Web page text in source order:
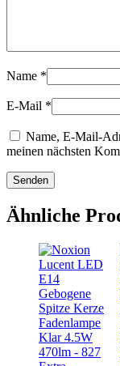
Name *
E-Mail *
Name, E-Mail-
meinen nächsten
Ähnliche